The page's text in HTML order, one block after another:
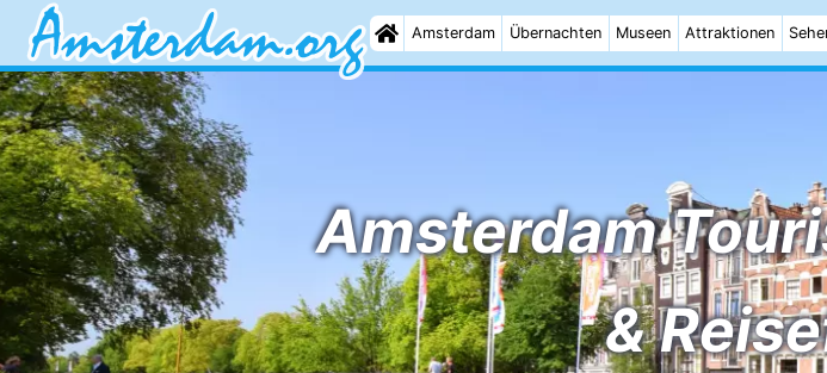
Amsterdam Übernachten Museen Attraktionen
Amsterdam
&